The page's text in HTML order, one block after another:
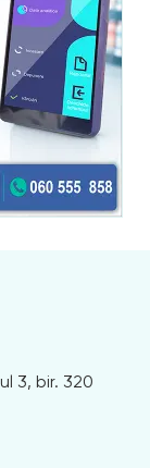
3, bir. 320